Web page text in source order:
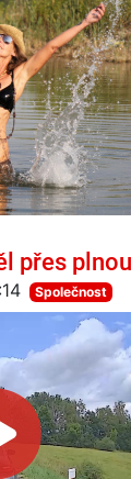
přes
Společnost